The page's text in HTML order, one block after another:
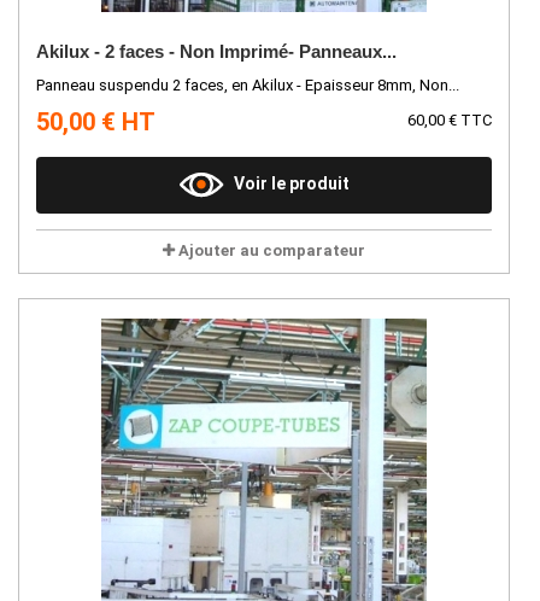
Akilux - 2 faces - Non Imprimé- Panneaux...
Panneau suspendu 2 faces, en Akilux - Epaisseur 8mm, Non...
50,00 € HT 60,00 € TTC
Voir le produit
Ajouter au comparateur